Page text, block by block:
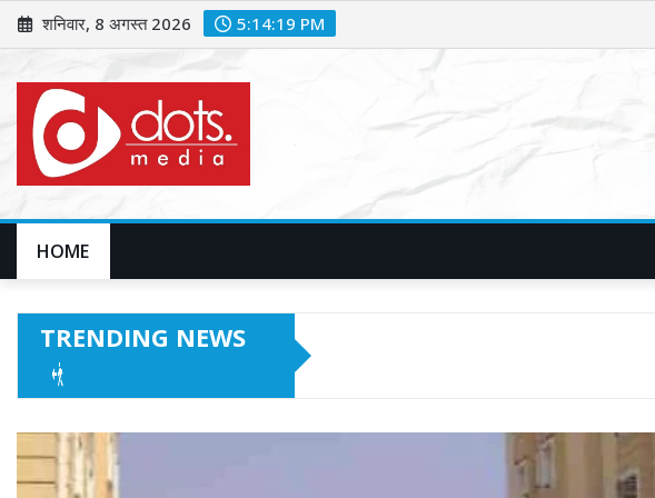
Skip
to
शनिवार, 8 अगस्त 2026 5:14:21 PM
HOME
TRENDING NEWS